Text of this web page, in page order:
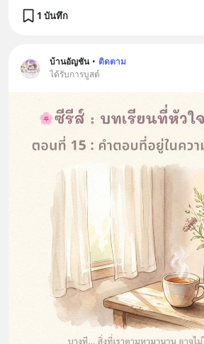
1 บันทึก
บ้านอัญชัน • ติดตาม
ได้รับการบูสต์